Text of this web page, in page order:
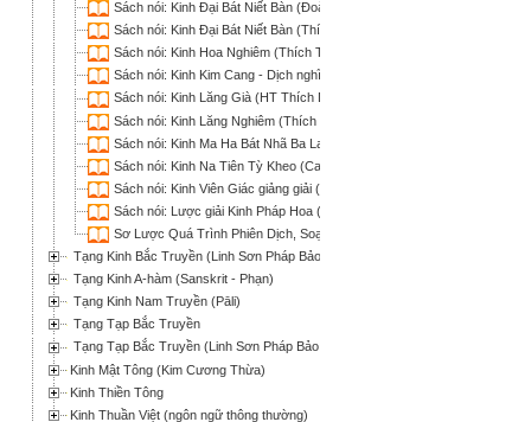
Sách nói: Kinh Đại Bát Niết Bàn (Đoàn Trung Còn & Nguyễn Minh Tiến
Sách nói: Kinh Đại Bát Niết Bàn (Thích Trí Tịnh dịch)
Sách nói: Kinh Hoa Nghiêm (Thích Trí Tịnh dịch)
Sách nói: Kinh Kim Cang - Dịch nghĩa và lược giải (HT Thích Thiện Hoa)
Sách nói: Kinh Lăng Già (HT Thích Duy Lực dịch)
Sách nói: Kinh Lăng Nghiêm (Thích Duy Lực dịch)
Sách nói: Kinh Ma Ha Bát Nhã Ba La Mật (Thích Trí Tịnh dịch)
Sách nói: Kinh Na Tiên Tỳ Kheo (Cao Hữu Ðính dịch)
Sách nói: Kinh Viên Giác giảng giải (HT Thích Thiện Hoa)
Sách nói: Lược giải Kinh Pháp Hoa (Thích Trí Quảng)
Sơ Lược Quá Trình Phiên Dịch, Soạn Thuật và Hình Thành Đại Tạng
Tạng Kinh Bắc Truyền (Linh Sơn Pháp Bảo Đại Tạng Kinh)
Tạng Kinh A-hàm (Sanskrit - Phạn)
Tạng Kinh Nam Truyền (Pāli)
Tạng Tạp Bắc Truyền
Tạng Tạp Bắc Truyền (Linh Sơn Pháp Bảo Đại Tạng Kinh)
Kinh Mật Tông (Kim Cương Thừa)
Kinh Thiền Tông
Kinh Thuần Việt (ngôn ngữ thông thường)